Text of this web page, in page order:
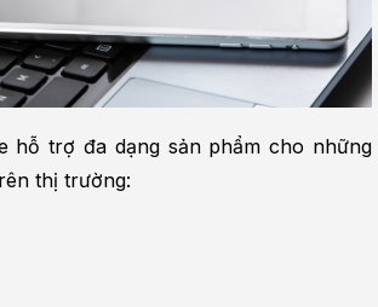
hỗ trợ đa dạng sản phẩm cho những
thị trường: